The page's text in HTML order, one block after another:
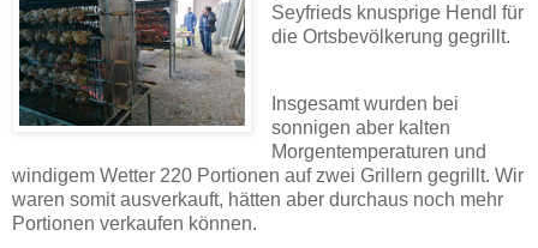
Seyfrieds knusprige Hendl für
die Ortsbevölkerung gegrillt.
Insgesamt wurden bei
sonnigen aber kalten
Morgentemperaturen und
windigem Wetter 220 Portionen auf zwei Grillern gegrillt. Wir
waren somit ausverkauft, hätten aber durchaus noch mehr
Portionen verkaufen können.